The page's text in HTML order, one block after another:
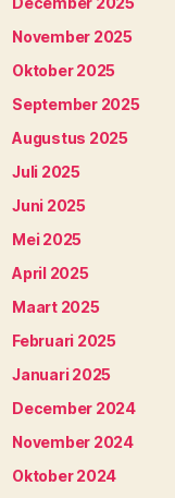
November 2025
Oktober 2025
September 2025
Augustus 2025
Juli 2025
Juni 2025
Mei 2025
April 2025
Maart 2025
Februari 2025
Januari 2025
December 2024
November 2024
Oktober 2024